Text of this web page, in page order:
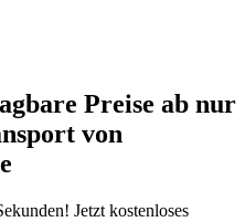
Preise ab nur
von
Jetzt kostenloses